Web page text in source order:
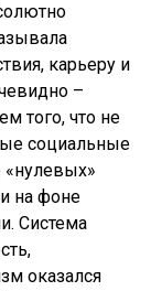
карьеру и
–
того, что не
социальные
«нулевых»
на фоне
Система
оказался